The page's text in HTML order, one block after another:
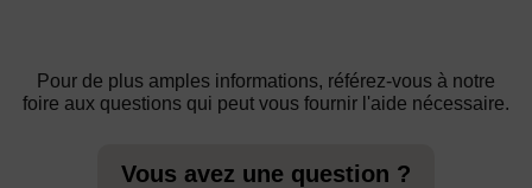
Pour de plus amples informations, référez-vous à notre
foire aux questions qui peut vous fournir l'aide nécessaire.
Vous avez une question ?